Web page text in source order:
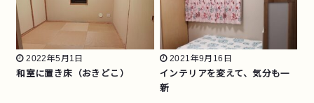
2022年5月1日
和室に置き床（おきどこ）
2021年9月16日
インテリアを変えて、気分も一
新